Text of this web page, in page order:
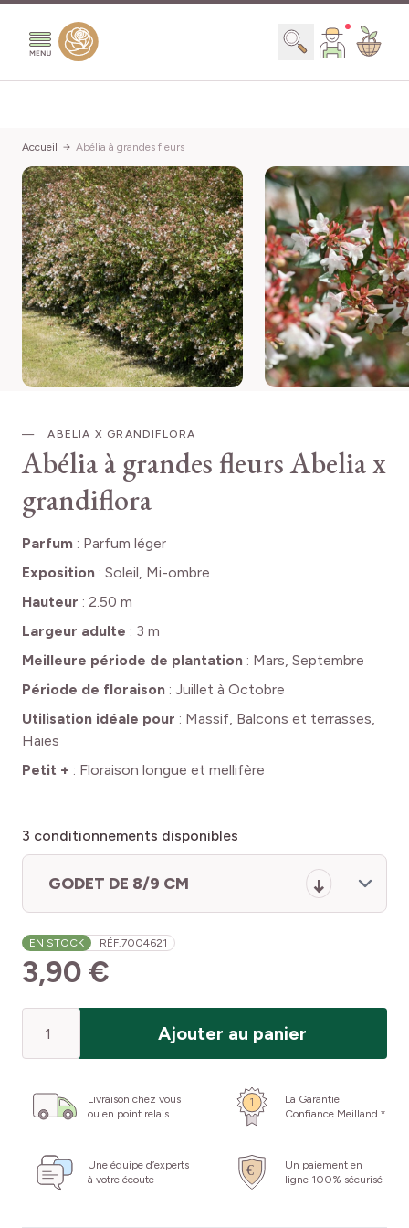
Chercher
Accueil Abélia à grandes fleurs
ABELIA X GRANDIFLORA
Abélia à grandes fleursAbelia x
grandiflora
Parfum : Parfum léger
Exposition : Soleil, Mi-ombre
Hauteur : 2.50 m
Largeur adulte : 3 m
Meilleure période de plantation : Mars, Septembre
Période de floraison : Juillet à Octobre
Utilisation idéale pour : Massif, Balcons et terrasses,
Haies
Petit + : Floraison longue et mellifère
3 conditionnements disponibles
GODET DE 8/9 CM
EN STOCK RÉF.7004621
3,90 €
Ajouter au panier
Livraison chez vous
ou en point relais
La Garantie
Confiance Meilland *
Une équipe d’experts
à votre écoute
Un paiement en
ligne 100% sécurisé